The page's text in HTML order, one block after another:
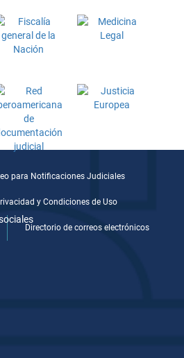
para Notificaciones Judiciales
y Condiciones de Uso
Directorio de correos electrónicos